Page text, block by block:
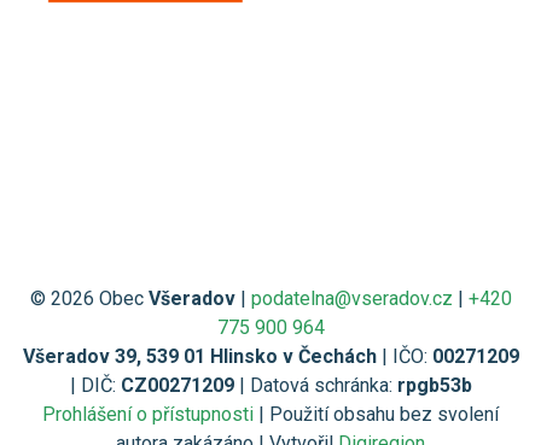
© 2026 Obec Všeradov| podatelna@vseradov.cz | +420
775 900 964
Všeradov 39, 539 01 Hlinsko v Čechách| IČO: 00271209
| DIČ: CZ00271209| Datová schránka: rpgb53b
Prohlášení o přístupnosti | Použití obsahu bez svolení